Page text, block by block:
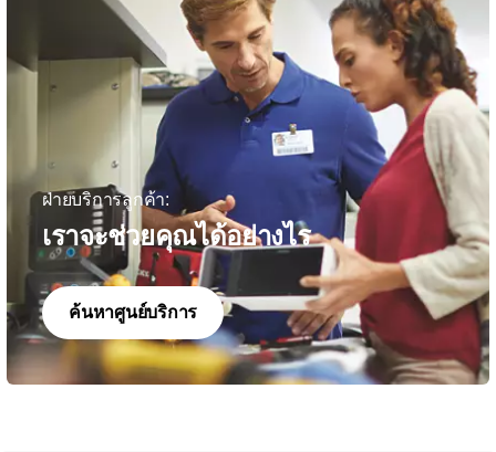
ฝ่ายบริการลูกค้า:
เราจะช่วยคุณได้อย่างไร
ค้นหาศูนย์บริการ